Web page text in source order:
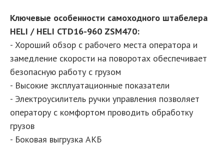
Ключевые особенности самоходного штабелера
HELI / HELI CTD16-960 ZSM470:
- Хороший обзор с рабочего места оператора и
замедление скорости на поворотах обеспечивает
безопасную работу с грузом
- Высокие эксплуатационные показатели
- Электроусилитель ручки управления позволяет
оператору с комфортом проводить обработку
грузов
- Боковая выгрузка АКБ